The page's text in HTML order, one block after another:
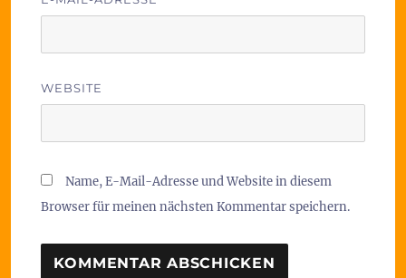
WEBSITE
Name, E-Mail-Adresse und Website in diesem
Browser für meinen nächsten Kommentar speichern.